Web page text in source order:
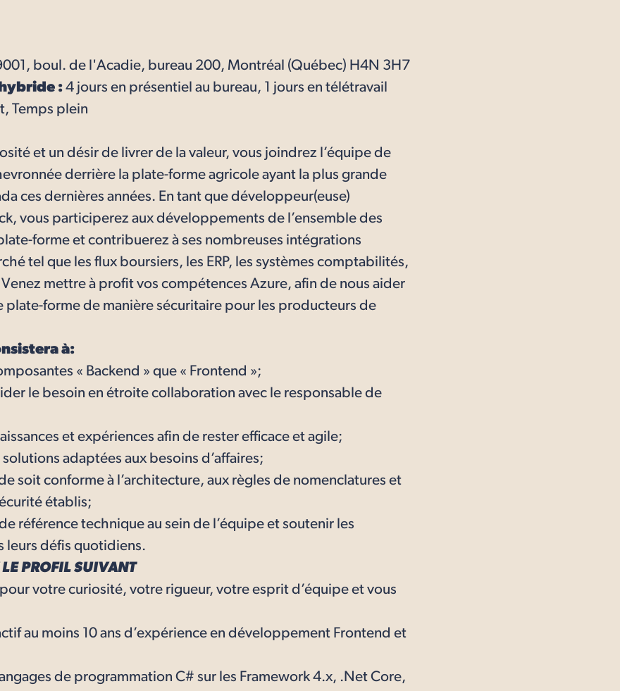
boul. de l'Acadie, bureau 200, Montréal (Québec) H4N 3H7
:4 jours en présentiel au bureau, 1 jours en télétravail
Temps plein
et un désir de livrer de la valeur, vous joindrez l’équipe de
derrière la plate-forme agricole ayant la plus grande
ces dernières années. En tant que développeur(euse)
vous participerez aux développements de l’ensemble des
forme et contribuerez à ses nombreuses intégrations
tel que les flux boursiers, les ERP, les systèmes comptabilités,
Venez mettre à profit vos compétences Azure, afin de nous aider
plate-forme de manière sécuritaire pour les producteurs de
à:
« Backend » que « Frontend »;
le besoin en étroite collaboration avec le responsable de
et expériences afin de rester efficace et agile;
adaptées aux besoins d’affaires;
soit conforme à l’architecture, aux règles de nomenclatures et
établis;
référence technique au sein de l’équipe et soutenir les
leurs défis quotidiens.
PROFIL SUIVANT
votre curiosité, votre rigueur, votre esprit d’équipe et vous
au moins 10 ans d’expérience en développement Frontend et
de programmation C# sur les Framework 4.x, .Net Core,